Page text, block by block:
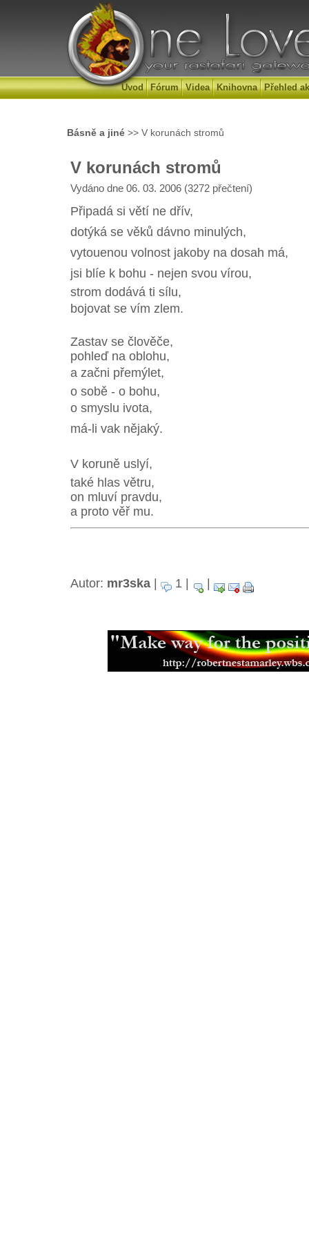
Úvod Fórum Videa Knihovna Přehled
Básně a jiné >> V korunách stromů
V korunách stromů
Vydáno dne 06. 03. 2006 (3272 přečtení)
Připadá si větí ne dřív,
dotýká se věků dávno minulých,
vytouenou volnost jakoby na dosah má,
jsi blíe k bohu - nejen svou vírou,
strom dodává ti sílu,
bojovat se vím zlem.
Zastav se člověče,
pohleď na oblohu,
a začni přemýlet,
o sobě - o bohu,
o smyslu ivota,
má-li vak nějaký.
V koruně uslyí,
také hlas větru,
on mluví pravdu,
a proto věř mu.
Autor: mr3ska 1 |